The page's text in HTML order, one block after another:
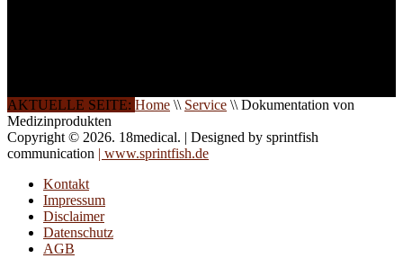
AKTUELLE SEITE: Home \\ Service \\ Dokumentation von
Medizinprodukten
Copyright © 2026. 18medical. | Designed by sprintfish
communication | www.sprintfish.de
Kontakt
Impressum
Disclaimer
Datenschutz
AGB